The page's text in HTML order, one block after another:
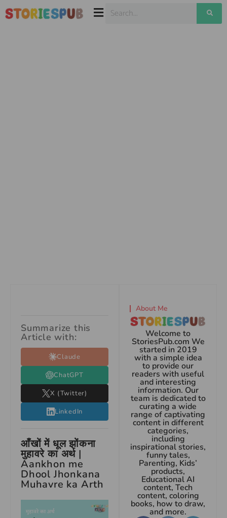
Summarize this
Article with:
Claude
ChatGPT
X (Twitter)
LinkedIn
आँखों में धूल झोंकना
मुहावरे का अर्थ |
Aankhon me
Dhool Jhonkana
Muhavre ka Arth
About Me
Welcome to
StoriesPub.com We
started in 2019
with a simple idea
to provide our
readers with useful
and interesting
information. Our
team is dedicated to
curating a wide
range of captivating
content in different
categories,
including
inspirational stories,
funny tales,
Parenting, Kids’
products,
Educational AI
content, Tech
content, coloring
books, how to draw,
and more.